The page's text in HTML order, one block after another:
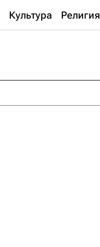
Культура Религия